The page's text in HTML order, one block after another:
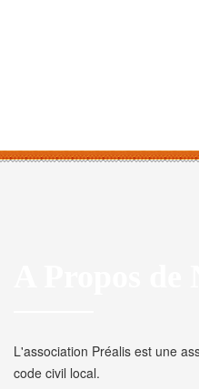
L'association Préalis est une
code civil local.